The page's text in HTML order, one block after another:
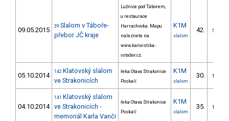
09.05.2015 39 Slalom v Táboře-
přebor JČ kraje
Lužnice pod Táborem,
u restaurace
Harrachovka. Mapu
naleznete na
www.kanoistika-
vstabor.cz.
K1M
slalom
42. 5/VS
05.10.2014 142 Klatovský slalom
ve Strakonicích
řeka Otava Strakonice
Poskalí
K1M
slalom
30. 1/VS
04.10.2014
141 Klatovský slalom
ve Strakonicích -
memoriál Karla Vanči
řeka Otava Strakonice
Poskalí
K1M
slalom
35. 1/VS